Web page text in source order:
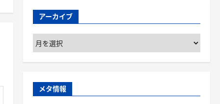
アーカイブ
ア
ー
カ
ブ
メタ情報